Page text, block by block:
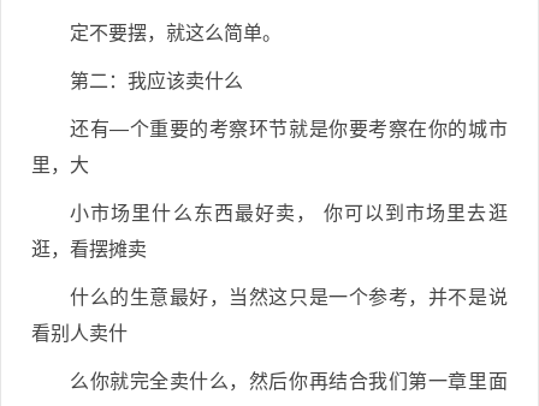
定不要摆，就这么简单。
第二：我应该卖什么
还有—个重要的考察环节就是你要考察在你的城市
里，大
小市场里什么东西最好卖， 你可以到市场里去逛
逛，看摆摊卖
什么的生意最好，当然这只是一个参考，并不是说
看别人卖什
么你就完全卖什么，然后你再结合我们第一章里面